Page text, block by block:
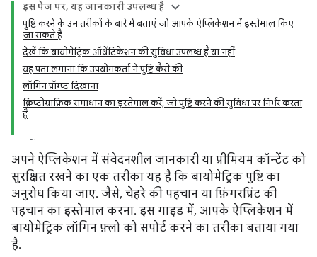
इस पेज पर, यह जानकारी उपलब्ध है
पुष्टि करने के उन तरीकों के बारे में बताएं जो आपके ऐप्लिकेशन में इस्तेमाल किए
जा सकते हैं
देखें कि बायोमेट्रिक ऑथेंटिकेशन की सुविधा उपलब्ध है या नहीं
यह पता लगाना कि उपयोगकर्ता ने पुष्टि कैसे की
लॉगिन प्रॉम्प्ट दिखाना
क्रिप्टोग्राफ़िक समाधान का इस्तेमाल करें, जो पुष्टि करने की सुविधा पर निर्भर करता
है
अपने ऐप्लिकेशन में संवेदनशील जानकारी या प्रीमियम कॉन्टेंट को
सुरक्षित रखने का एक तरीका यह है कि बायोमेट्रिक पुष्टि का
अनुरोध किया जाए. जैसे, चेहरे की पहचान या फ़िंगरप्रिंट की
पहचान का इस्तेमाल करना. इस गाइड में, आपके ऐप्लिकेशन में
बायोमेट्रिक लॉगिन फ़्लो को सपोर्ट करने का तरीका बताया गया
है.